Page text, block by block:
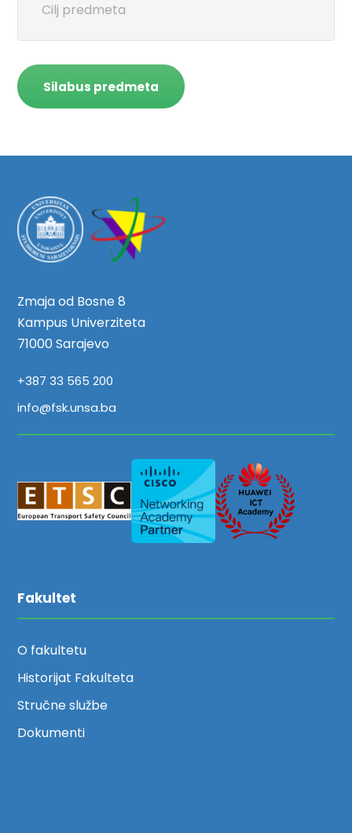
Cilj predmeta
Silabus predmeta
Zmaja od Bosne 8
Kampus Univerziteta
71000 Sarajevo
+387 33 565 200
info@fsk.unsa.ba
Fakultet
O fakultetu
Historijat Fakulteta
Stručne službe
Dokumenti